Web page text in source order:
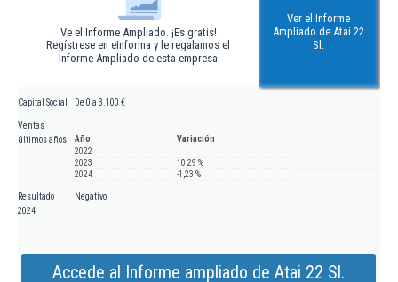
Ve el Informe Ampliado. ¡Es gratis!
Regístrese en eInforma y le regalamos el
Informe Ampliado de esta empresa
Ver el Informe
Ampliado de Atai 22
Sl.
Capital Social De 0 a 3.100 €
Ventas
últimos años
Año
Variación
2022
2023
10,29 %
2024
-1,23 %
Resultado
2024
Negativo
Accede al Informe ampliado de Atai 22 Sl.